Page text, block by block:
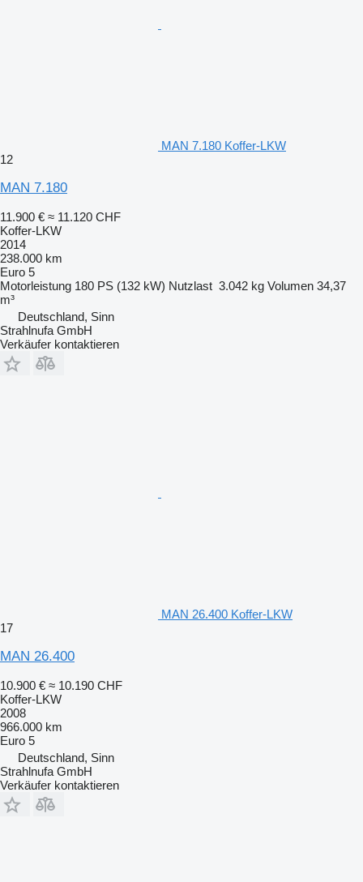
MAN 7.180 Koffer-LKW
12
MAN 7.180
11.900 € ≈ 11.120 CHF
Koffer-LKW
2014
238.000 km
Euro 5
Motorleistung 180 PS (132 kW) Nutzlast 3.042 kg Volumen 34,37
m³
Deutschland, Sinn
Strahlnufa GmbH
Verkäufer kontaktieren
MAN 26.400 Koffer-LKW
17
MAN 26.400
10.900 € ≈ 10.190 CHF
Koffer-LKW
2008
966.000 km
Euro 5
Deutschland, Sinn
Strahlnufa GmbH
Verkäufer kontaktieren